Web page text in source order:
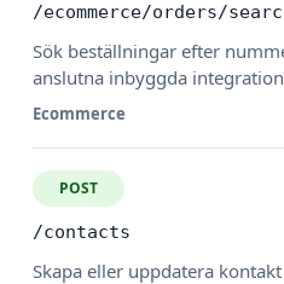
/ecommerce/orders/
Sök beställningar efter
anslutna inbyggda
Ecommerce
POST
/contacts
Skapa eller uppdatera